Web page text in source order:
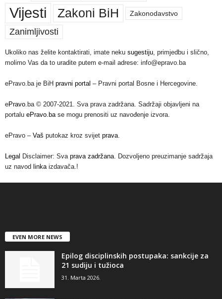
Vijesti Zakoni BiH Zakonodavstvo
Zanimljivosti
Ukoliko nas želite kontaktirati, imate neku sugestiju, primjedbu i slično,
molimo Vas da to uradite putem e-mail adrese: info@epravo.ba
ePravo.ba je BiH pravni portal – Pravni portal Bosne i Hercegovine.
ePravo.ba © 2007-2021. Sva prava zadržana. Sadržaji objavljeni na
portalu ePravo.base mogu prenositi uz navođenje izvora.
ePravo – Vaš putokaz kroz svijet prava.
Legal Disclaimer: Sva prava zadržana. Dozvoljeno preuzimanje sadržaja
uz navod linkaizdavača.!
EVEN MORE NEWS
Epilog disciplinskih postupaka: sankcije za
21 sudiju i tužioca
31. Marta 2026.